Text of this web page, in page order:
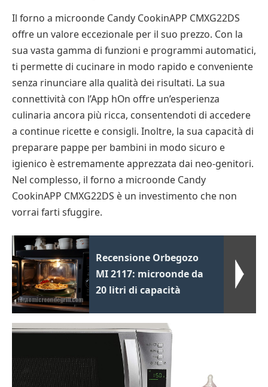
Il forno a microonde Candy CookinAPP CMXG22DS
offre un valore eccezionale per il suo prezzo. Con la
sua vasta gamma di funzioni e programmi automatici,
ti permette di cucinare in modo rapido e conveniente
senza rinunciare alla qualità dei risultati. La sua
connettività con l’App hOn offre un’esperienza
culinaria ancora più ricca, consentendoti di accedere
a continue ricette e consigli. Inoltre, la sua capacità di
preparare pappe per bambini in modo sicuro e
igienico è estremamente apprezzata dai neo-genitori.
Nel complesso, il forno a microonde Candy
CookinAPP CMXG22DS è un investimento che non
vorrai farti sfuggire.
Recensione Orbegozo
MI 2117: microonde da
20 litri di capacità